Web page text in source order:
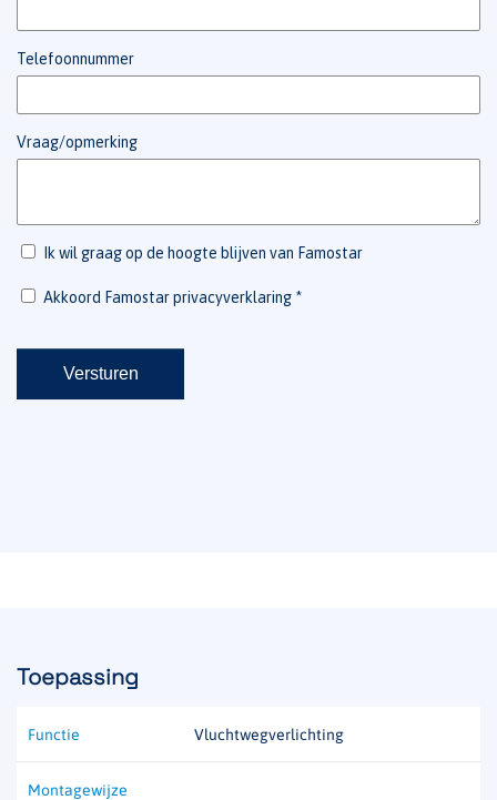
Toepassing
Functie Vluchtwegverlichting
Montagewijze